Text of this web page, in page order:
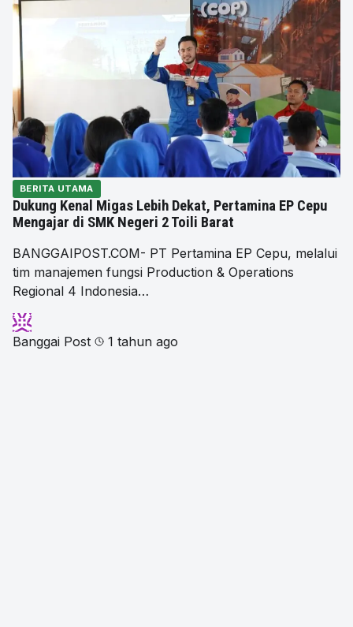
BERITA UTAMA
Dukung Kenal Migas Lebih Dekat, Pertamina EP Cepu
Mengajar di SMK Negeri 2 Toili Barat
BANGGAIPOST.COM- PT Pertamina EP Cepu, melalui
tim manajemen fungsi Production & Operations
Regional 4 Indonesia…
Banggai Post 1 tahun ago